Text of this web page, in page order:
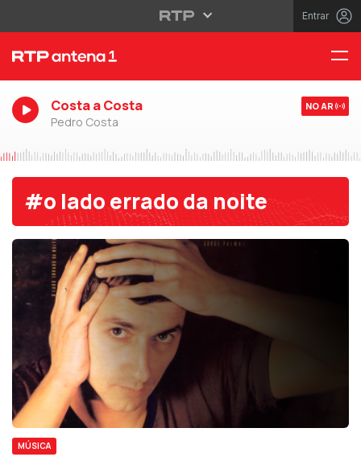
Entrar
Costa a Costa
Pedro Costa
NO AR
#o lado errado da noite
MÚSICA